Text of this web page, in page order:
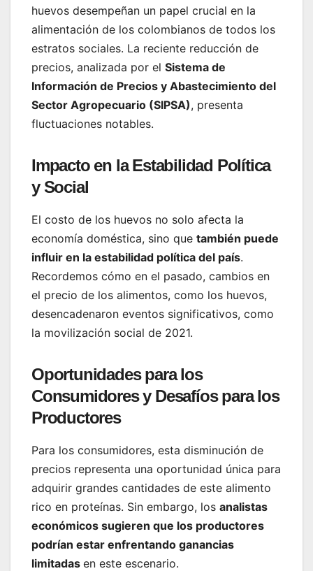
huevos desempeñan un papel crucial en la
alimentación de los colombianos de todos los
estratos sociales. La reciente reducción de
precios, analizada por el Sistema de
Información de Precios y Abastecimiento del
Sector Agropecuario (SIPSA), presenta
fluctuaciones notables.
Impacto en la Estabilidad Política
y Social
El costo de los huevos no solo afecta la
economía doméstica, sino que también puede
influir en la estabilidad política del país.
Recordemos cómo en el pasado, cambios en
el precio de los alimentos, como los huevos,
desencadenaron eventos significativos, como
la movilización social de 2021.
Oportunidades para los
Consumidores y Desafíos para los
Productores
Para los consumidores, esta disminución de
precios representa una oportunidad única para
adquirir grandes cantidades de este alimento
rico en proteínas. Sin embargo, los analistas
económicos sugieren que los productores
podrían estar enfrentando ganancias
limitadas en este escenario.